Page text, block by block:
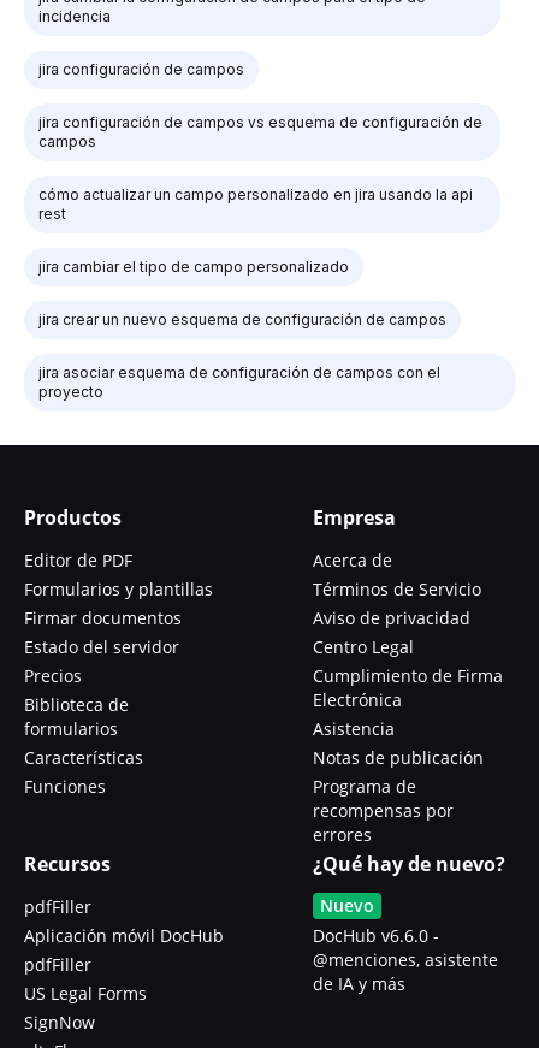
incidencia
jira configuración de campos
jira configuración de campos vs esquema de configuración de
campos
cómo actualizar un campo personalizado en jira usando la api
rest
jira cambiar el tipo de campo personalizado
jira crear un nuevo esquema de configuración de campos
jira asociar esquema de configuración de campos con el
proyecto
Productos
Editor de PDF
Formularios y plantillas
Firmar documentos
Estado del servidor
Precios
Biblioteca de
formularios
Características
Funciones
Empresa
Acerca de
Términos de Servicio
Aviso de privacidad
Centro Legal
Cumplimiento de Firma
Electrónica
Asistencia
Notas de publicación
Programa de
recompensas por
errores
Recursos
pdfFiller
Aplicación móvil DocHub
pdfFiller
US Legal Forms
SignNow
¿Qué hay de nuevo?
Nuevo
DocHub v6.6.0 -
@menciones, asistente
de IA y más